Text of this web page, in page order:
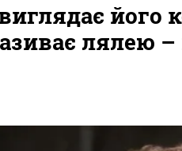
його
лялею –